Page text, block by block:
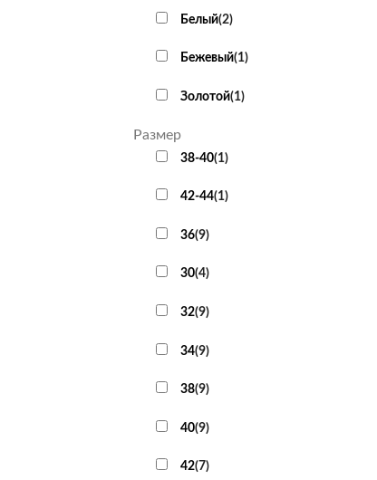
Белый(2)
Бежевый(1)
Золотой(1)
Размер
38-40(1)
42-44(1)
36(9)
30(4)
32(9)
34(9)
38(9)
40(9)
42(7)